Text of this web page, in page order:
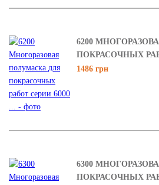
6200
ПОКРАСОЧНЫХ
1486 грн
6300
ПОКРАСОЧНЫХ